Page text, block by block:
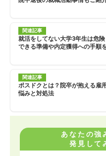
関連記事
就活をしてない大学3年生は危
できる準備や内定獲得への手順
関連記事
ポスドクとは？院卒が抱える雇
悩みと対処法
あなたの強
発見して